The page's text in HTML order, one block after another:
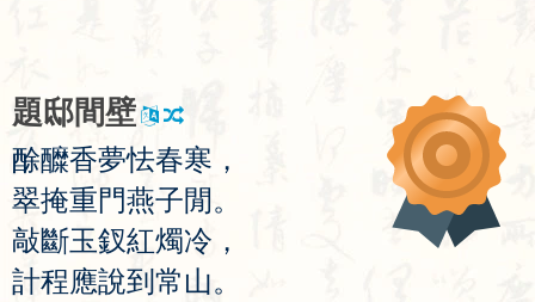
題邸間壁
酴醾香夢怯春寒 ，
翠掩重門燕子閒。
敲斷玉釵紅燭冷 ，
計程應說到 常山。